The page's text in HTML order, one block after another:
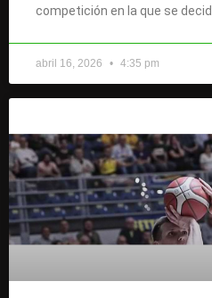
competición en la que se
abril 16, 2026 4:35 pm